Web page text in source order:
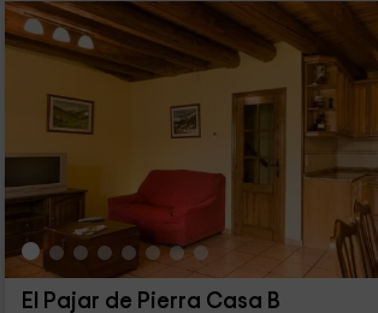
El Pajar de Pierra Casa B